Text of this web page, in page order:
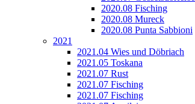
2020.08 Fisching
2020.08 Mureck
2020.08 Punta Sabbioni
2021
2021.04 Wies und Döbriach
2021.05 Toskana
2021.07 Rust
2021.07 Fisching
2021.07 Fisching